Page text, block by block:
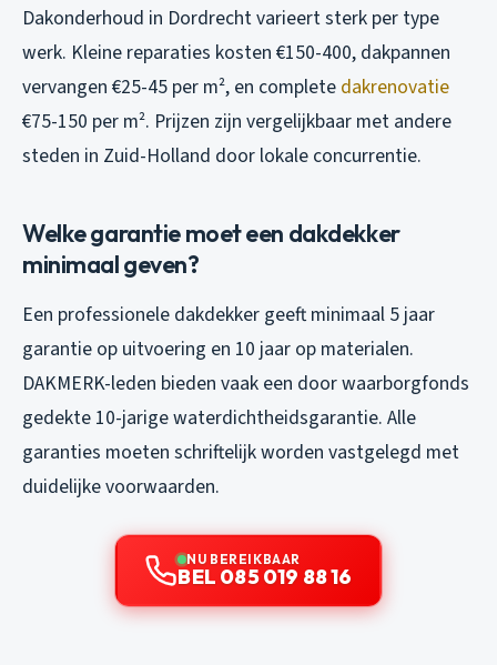
Dakonderhoud in Dordrecht varieert sterk per type
werk. Kleine reparaties kosten €150-400, dakpannen
vervangen €25-45 per m², en complete dakrenovatie
€75-150 per m². Prijzen zijn vergelijkbaar met andere
steden in Zuid-Holland door lokale concurrentie.
Welke garantie moet een dakdekker
minimaal geven?
Een professionele dakdekker geeft minimaal 5 jaar
garantie op uitvoering en 10 jaar op materialen.
DAKMERK-leden bieden vaak een door waarborgfonds
gedekte 10-jarige waterdichtheidsgarantie. Alle
garanties moeten schriftelijk worden vastgelegd met
duidelijke voorwaarden.
NU BEREIKBAAR
BEL 085 019 88 16